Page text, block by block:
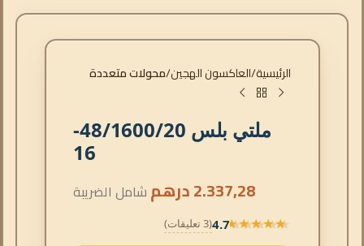
الرئيسية العاكسون الهجين محولات متعددة
ملتي بلس 48/1600/20-
16
2.337,28درهم شامل الضريبة
★★★★★
★★★★★
4.7(3 تعليقات)